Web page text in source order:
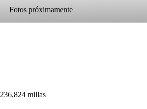
Fotos próximamente
236,824 millas